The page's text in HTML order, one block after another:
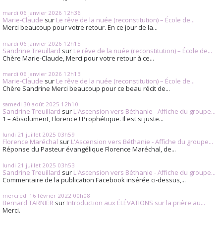
mardi 06 janvier 2026 12h36
Marie-Claude sur Le rêve de la nuée (reconstitution) – École de...
Merci beaucoup pour votre retour. En ce jour de la...
mardi 06 janvier 2026 12h15
Sandrine Treuillard sur Le rêve de la nuée (reconstitution) – École de...
Chère Marie-Claude, Merci pour votre retour à ce...
mardi 06 janvier 2026 12h13
Marie-Claude sur Le rêve de la nuée (reconstitution) – École de...
Chère Sandrine Merci beaucoup pour ce beau récit de...
samedi 30 août 2025 12h10
Sandrine Treuillard sur L'Ascension vers Béthanie - Affiche du groupe...
1 – Absolument, Florence ! Prophétique. Il est si juste...
lundi 21 juillet 2025 03h59
Florence Maréchal sur L'Ascension vers Béthanie - Affiche du groupe...
Réponse du Pasteur évangélique Florence Maréchal, de...
lundi 21 juillet 2025 03h53
Sandrine Treuillard sur L'Ascension vers Béthanie - Affiche du groupe...
Commentaire de la publication Facebook insérée ci-dessus,...
mercredi 16 février 2022 00h08
Bernard TARNIER sur Introduction aux ÉLÉVATIONS sur la prière au...
Merci.